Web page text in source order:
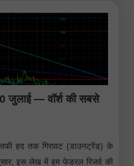
जुलाई — वॉर्श की सबसे
हद तक गिरावट (डाउनट्रेंड) के
इस लेख में हम फेडरल रिजर्व की